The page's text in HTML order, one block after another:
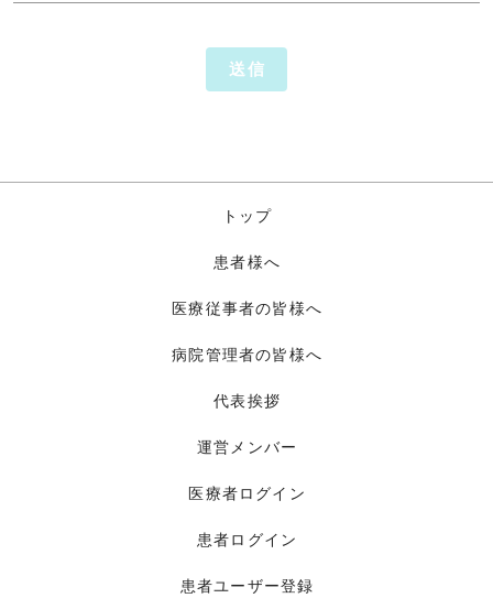
送信
トップ
患者様へ
医療従事者の皆様へ
病院管理者の皆様へ
代表挨拶
運営メンバー
医療者ログイン
患者ログイン
患者ユーザー登録